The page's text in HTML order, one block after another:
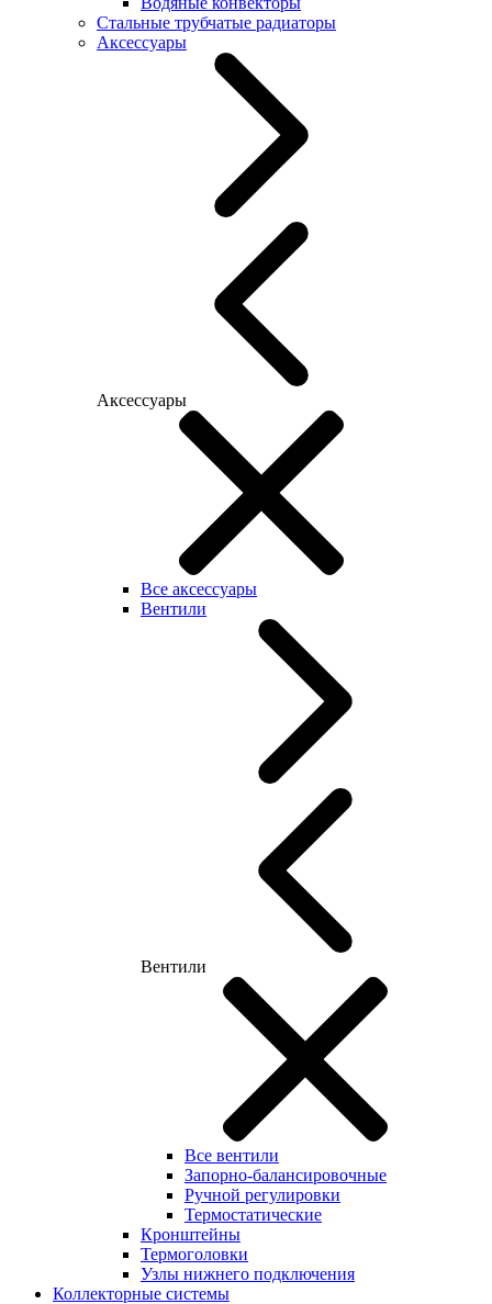
Стальные трубчатые радиаторы
Аксессуары
Аксессуары
Все аксессуары
Вентили
Вентили
Все вентили
Запорно-балансировочные
Ручной регулировки
Термостатические
Кронштейны
Термоголовки
Узлы нижнего подключения
Коллекторные системы